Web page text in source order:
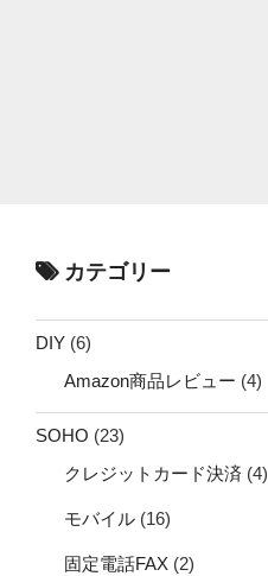
カテゴリー
DIY (6)
Amazon商品レビュー (4)
SOHO (23)
クレジットカード決済 (4)
モバイル (16)
固定電話FAX (2)